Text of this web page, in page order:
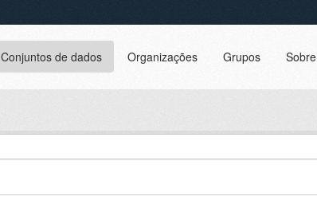
Conjuntos de dados Organizações Grupos Sobre